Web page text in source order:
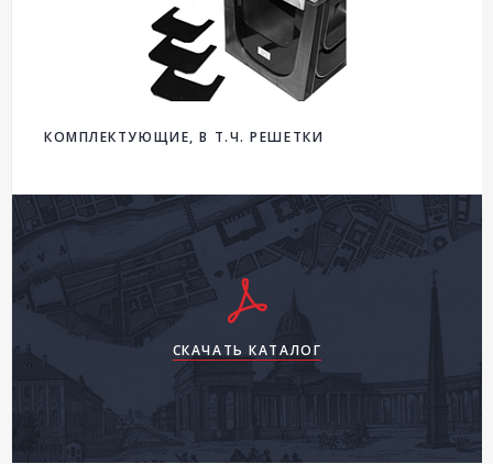
КОМПЛЕКТУЮЩИЕ, В Т.Ч. РЕШЕТКИ
СКАЧАТЬ КАТАЛОГ